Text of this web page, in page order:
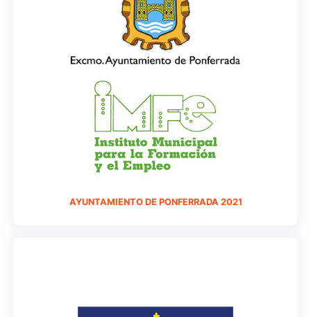
AYUNTAMIENTO DE PONFERRADA 2021